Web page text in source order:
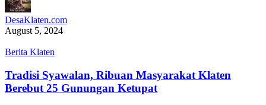
DesaKlaten.com
August 5, 2024
Berita Klaten
Tradisi Syawalan, Ribuan Masyarakat Klaten
Berebut 25 Gunungan Ketupat